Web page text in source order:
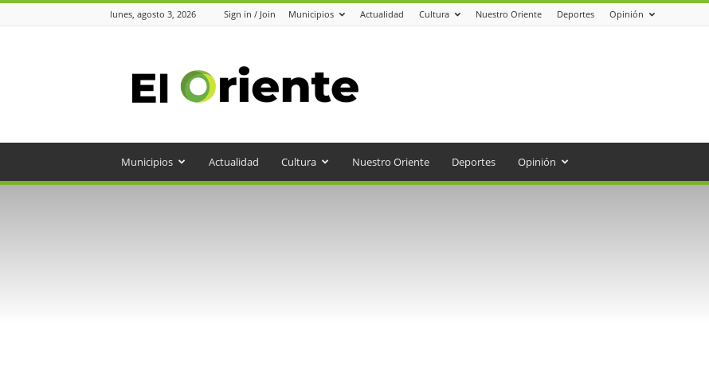
lunes, agosto 3, 2026 Sign in / Join Municipios Actualidad Cultura Nuestro Oriente Deportes Opinión
el
Oriente
Municipios Actualidad Cultura Nuestro Oriente Deportes Opinión